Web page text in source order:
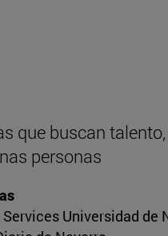
que buscan
personas
Universidad de